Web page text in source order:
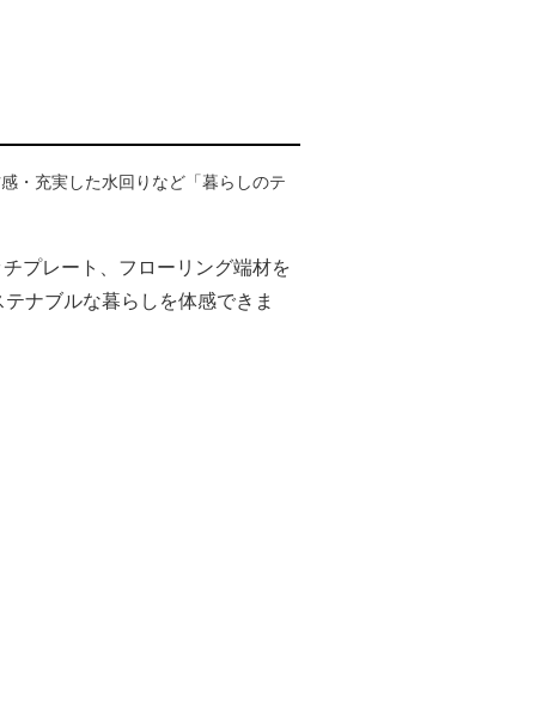
・充実した水回りなど「暮らしのテ
プレート、フローリング端材を
ナブルな暮らしを体感できま